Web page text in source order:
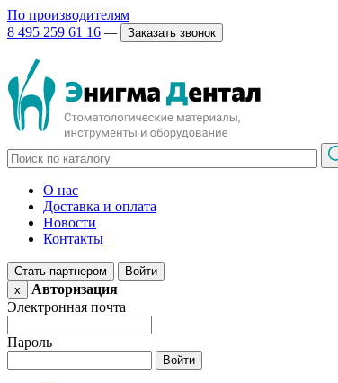
По производителям
8 495 259 61 16 — Заказать звонок
О нас
Доставка и оплата
Новости
Контакты
Стать партнером
Войти
x
Авторизация
Электронная почта
Пароль